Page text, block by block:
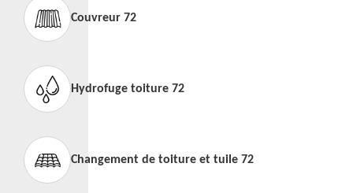
Couvreur 72
Hydrofuge toiture 72
Changement de toiture et tuile 72